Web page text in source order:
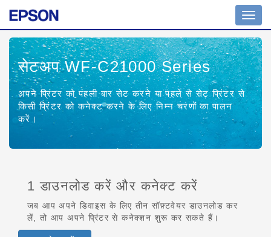
सेटअप WF-C21000 Series
अपने प्रिंटर को पहली बार सेट करने या पहले से सेट प्रिंटर से
किसी प्रिंटर को कनेक्ट करने के लिए निम्न चरणों का पालन
करें।
1 डाउनलोड करें और कनेक्ट करें
जब आप अपने डिवाइस के लिए तीन सॉफ़्टवेयर डाउनलोड कर
लें, तो आप अपने प्रिंटर से कनेक्शन शुरू कर सकते हैं।